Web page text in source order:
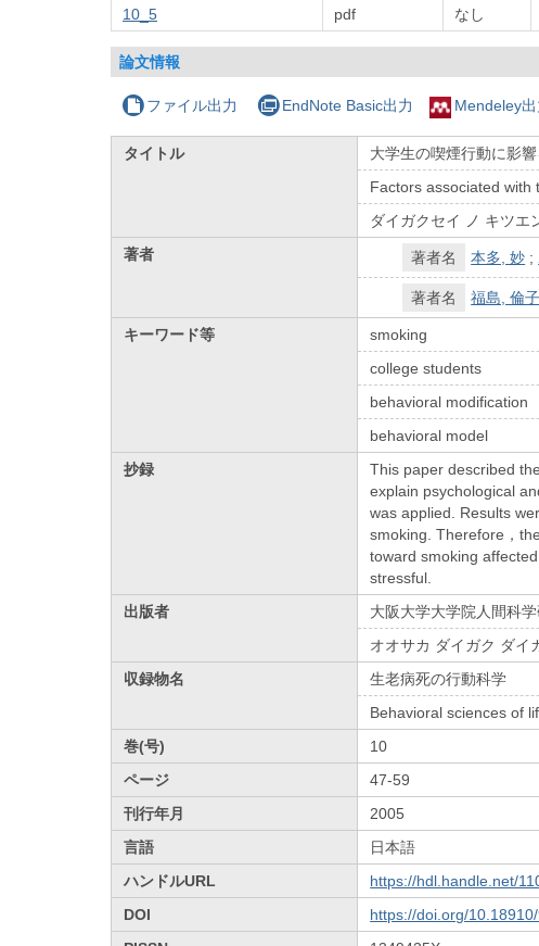
10_5 pdf なし
論文情報
ファイル出力 EndNote Basic出力 Mendeley出
タイトル
大学生の喫煙行動に影
Factors associated with
ダイガクセイ ノ キツエ
著者
著者名 本多, 妙 ;
著者名 福島, 倫子
キーワード等
smoking
college students
behavioral modification
behavioral model
抄録
This paper described
explain psychological
was applied. Results
smoking. Therefore，
toward smoking
stressful.
出版者
大阪大学大学院人間科
オオサカ ダイガク ダイ
収録物名
生老病死の行動科学
Behavioral sciences of
巻(号)
10
ページ
47-59
刊行年月
2005
言語
日本語
ハンドルURL
https://hdl.handle.net/
DOI
https://doi.org/